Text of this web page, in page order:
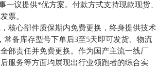
一议提供*优方案。付款方式支持现款现货、
票。
核心部件质保期内免费更换，终身提供技术
常备库存型号下单后3至5天即可发货。物流
部责任并免费更换。作为国产主流一线厂
服务等方面均展现出行业领跑者的综合实